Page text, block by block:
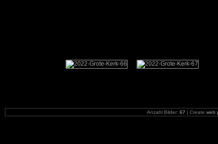
Anzahl Bilder: 67 | Create web